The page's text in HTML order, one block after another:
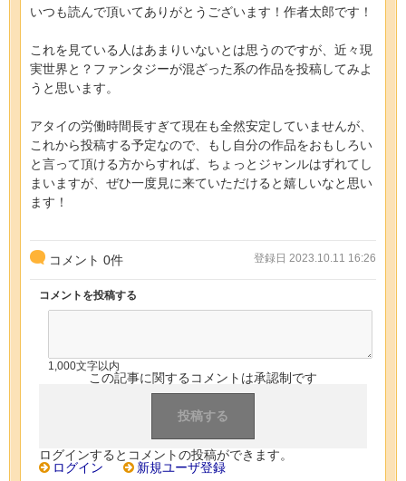
いつも読んで頂いてありがとうございます！作者太郎です！
これを見ている人はあまりいないとは思うのですが、近々現
実世界と？ファンタジーが混ざった系の作品を投稿してみよ
うと思います。
アタイの労働時間長すぎて現在も全然安定していませんが、
これから投稿する予定なので、もし自分の作品をおもしろい
と言って頂ける方からすれば、ちょっとジャンルはずれてし
まいますが、ぜひ一度見に来ていただけると嬉しいなと思い
ます！
コメント 0件 登録日 2023.10.11 16:26
コメントを投稿する
1,000文字以内
この記事に関するコメントは承認制です
ログインするとコメントの投稿ができます。
ログイン
新規ユーザ登録